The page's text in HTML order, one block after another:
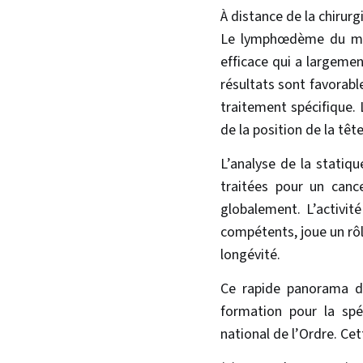
À distance de la
Le lymphœdème du
efficace qui a
résultats sont
traitement spécifique.
de la position de la
L’analyse de la
traitées pour un
globalement.
compétents, joue un
longévité.
Ce rapide panorama
formation pour la
national de l’Ordre.